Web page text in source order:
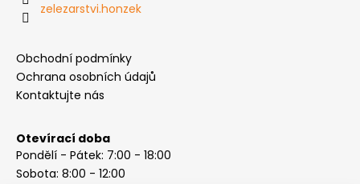
zelezarstvi.honzek
Obchodní podmínky
Ochrana osobních údajů
Kontaktujte nás
Otevírací doba
Pondělí - Pátek: 7:00 - 18:00
Sobota: 8:00 - 12:00